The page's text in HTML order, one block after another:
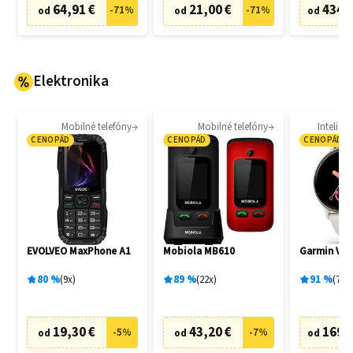
od 64,91 € -71% od 21,00 € -71% od
Elektronika
Mobilné telefóny
CENOPÁD
EVOLVEO MaxPhone A1
80% 9x
od 19,30 € -5%
Mobilné telefóny
CENOPÁD
Mobiola MB610
89% 22x
od 43,20 € -7%
CENOPÁD
Garmin
91% 77
od